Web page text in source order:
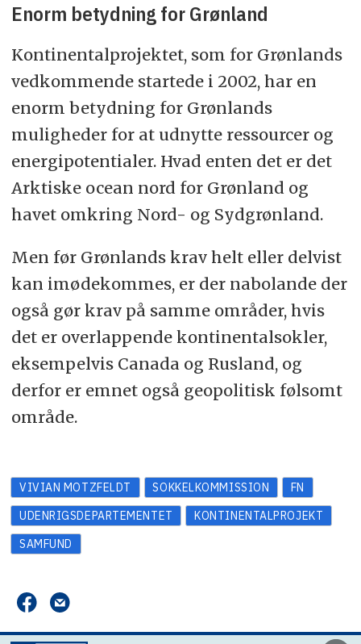
Enorm betydning for Grønland
Kontinentalprojektet, som for Grønlands
vedkommende startede i 2002, har en
enorm betydning for Grønlands
muligheder for at udnytte ressourcer og
energipotentialer. Hvad enten det er det
Arktiske ocean nord for Grønland og
havet omkring Nord- og Sydgrønland.
Men før Grønlands krav helt eller delvist
kan imødekommes, er der nabolande der
også gør krav på samme områder, hvis
det er overlappende kontinentalsokler,
eksempelvis Canada og Rusland, og
derfor er emnet også geopolitisk følsomt
område.
VIVIAN MOTZFELDT SOKKELKOMMISSION
FN
UDENRIGSDEPARTEMENTET
KONTINENTALPROJEKT
SAMFUND